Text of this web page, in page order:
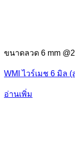
ขนาดลวด 6 mm
WMI ไวร์เมช 6 มิล
อ่านเพิ่ม